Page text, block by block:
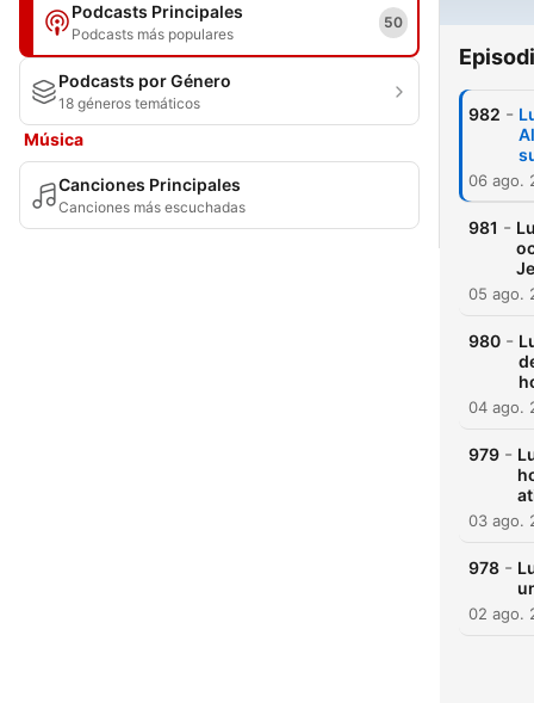
Podcasts Principales
Podcasts más populares
50
Podcasts por Género
18 géneros temáticos
Música
Canciones Principales
Canciones más escuchadas
982 -
06 ago.
981 -
05 ago.
980 -
04 ago.
979 -
03 ago.
978 -
02 ago.